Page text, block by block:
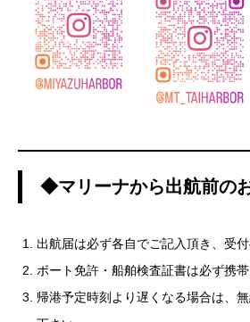
◆マリーナから出航前の
出航届は必ず各自でご記入頂き、受付
ボート免許・船舶検査証書は必ず携帯
帰港予定時刻より遅くなる場合は、